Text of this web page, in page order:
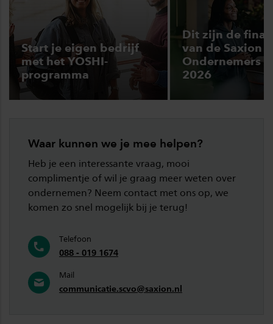
Start je eigen bedrijf
met het YOSHI-
programma
Dit zijn de
van de Saxion
Ondernemers
2026
Waar kunnen we je mee helpen?
Heb je een interessante vraag, mooi
complimentje of wil je graag meer weten over
ondernemen? Neem contact met ons op, we
komen zo snel mogelijk bij je terug!
Telefoon
088 - 019 1674
Mail
communicatie.scvo@saxion.nl